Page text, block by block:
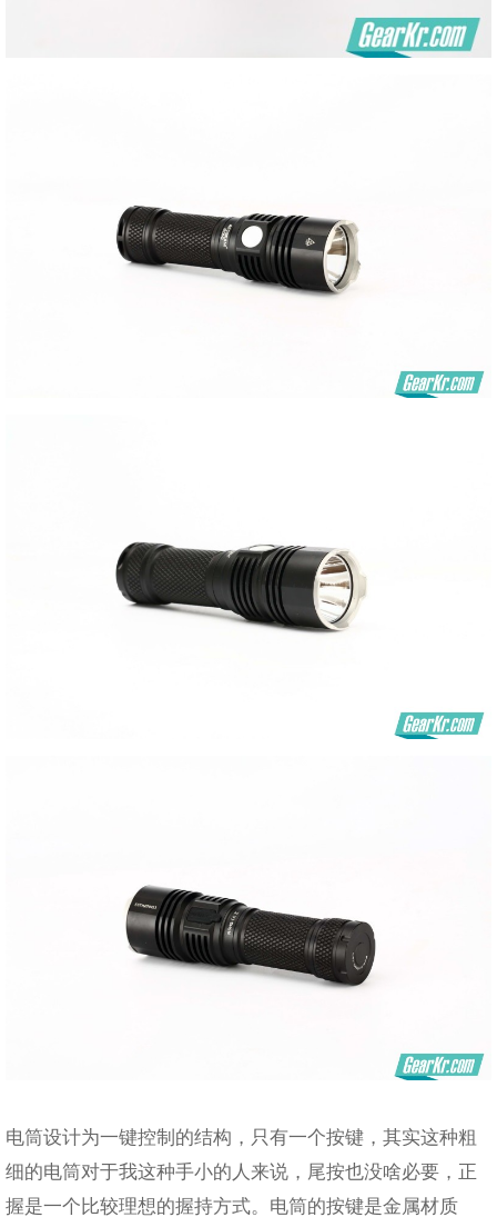
电筒设计为一键控制的结构，只有一个按键，其实这种粗
细的电筒对于我这种手小的人来说，尾按也没啥必要，正
握是一个比较理想的握持方式。电筒的按键是金属材质